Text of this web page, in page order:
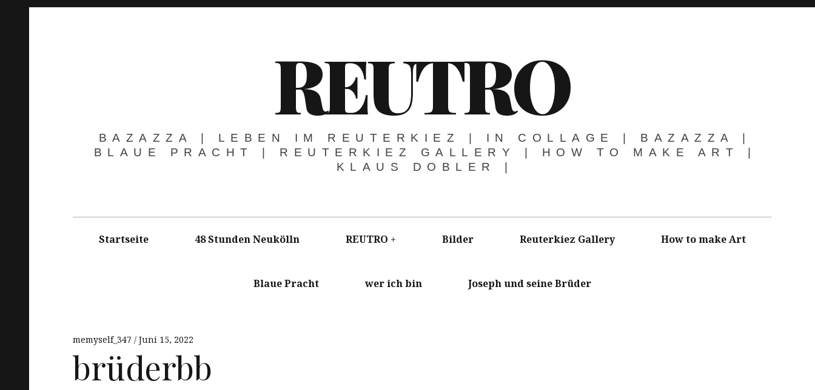
REUTRO
BAZAZZA | LEBEN IM REUTERKIEZ | IN COLLAGE | BAZAZZA |
BLAUE PRACHT | REUTERKIEZ GALLERY | HOW TO MAKE ART |
KLAUS DOBLER |
Startseite 48 Stunden Neukölln REUTRO Bilder Reuterkiez Gallery How to make Art
Blaue Pracht wer ich bin Joseph und seine Brüder
memyself_347 Juni 15, 2022
brüderbb